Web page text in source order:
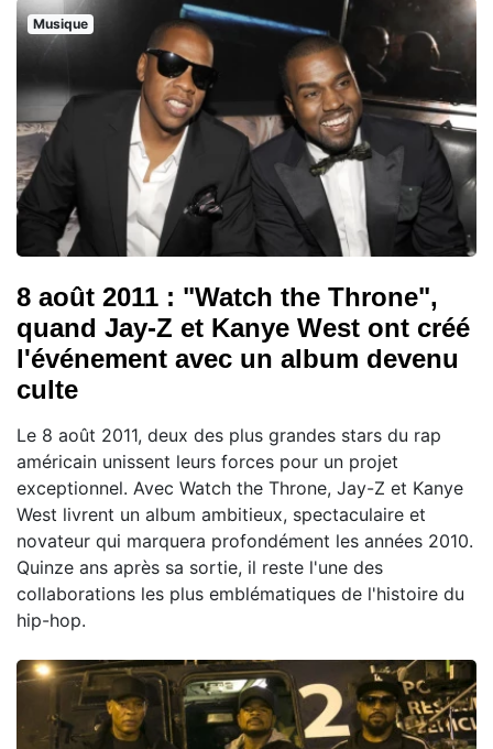
Musique
8 août 2011 : "Watch the Throne",
quand Jay-Z et Kanye West ont créé
l'événement avec un album devenu
culte
Le 8 août 2011, deux des plus grandes stars du rap
américain unissent leurs forces pour un projet
exceptionnel. Avec Watch the Throne, Jay-Z et Kanye
West livrent un album ambitieux, spectaculaire et
novateur qui marquera profondément les années 2010.
Quinze ans après sa sortie, il reste l'une des
collaborations les plus emblématiques de l'histoire du
hip-hop.